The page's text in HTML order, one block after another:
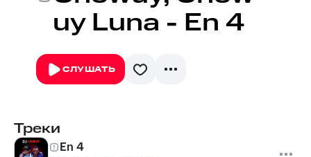
uy Luna - En 4
СЛУШАТЬ
Треки
En 4